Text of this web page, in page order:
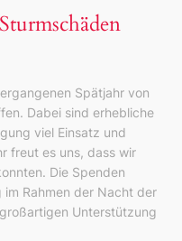
Spätjahr von
Dabei sind erhebliche
viel Einsatz und
freut es uns, dass wir
Die Spenden
Rahmen der Nacht der
Unterstützung